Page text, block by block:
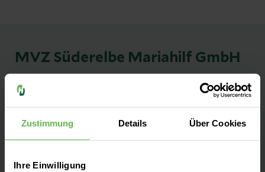
Zustimmung Details Über Cookies
Ihre Einwilligung
MVZ Süderelbe Mariahilf GmbH
In Trägerschaft der MVZ Süderelbe
Mariahilf GmbH | Ein Unternehmen der